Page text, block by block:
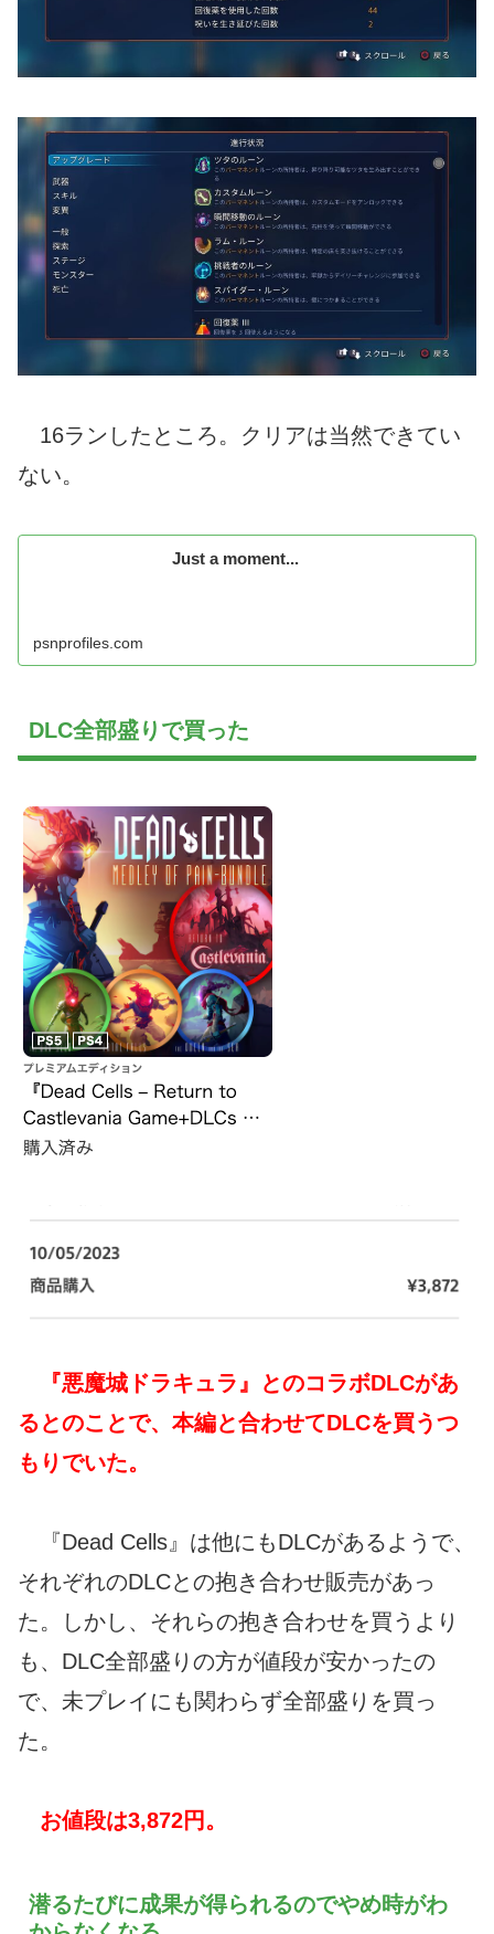
16ランしたところ。クリアは当然できてい
ない。
Just a moment...
psnprofiles.com
DLC全部盛りで買った
『悪魔城ドラキュラ』とのコラボDLCがあ
るとのことで、本編と合わせてDLCを買うつ
もりでいた。
『Dead Cells』は他にもDLCがあるようで、
それぞれのDLCとの抱き合わせ販売があっ
た。しかし、それらの抱き合わせを買うより
も、DLC全部盛りの方が値段が安かったの
で、未プレイにも関わらず全部盛りを買っ
た。
お値段は3,872円。
潜るたびに成果が得られるのでやめ時がわ